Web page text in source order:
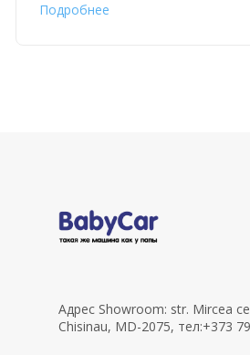
Подробнее
Адрес Showroom: str. Mircea
Chisinau, MD-2075, тел:+373